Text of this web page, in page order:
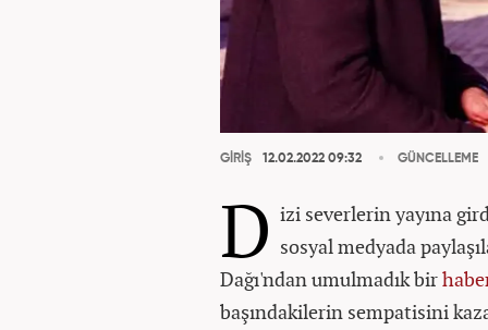
GİRİŞ 12.02.2022 09:32 GÜNCELLEME
D izi severlerin yayına
sosyal medyada
Dağı'ndan umulmadık bir
başındakilerin sempatisini